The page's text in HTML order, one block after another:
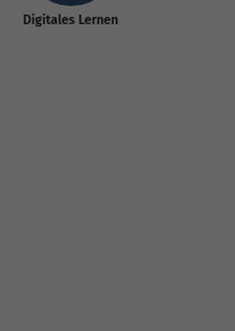
Digitales Lernen